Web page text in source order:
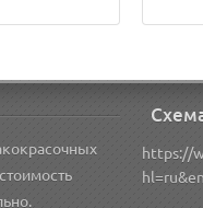
https://